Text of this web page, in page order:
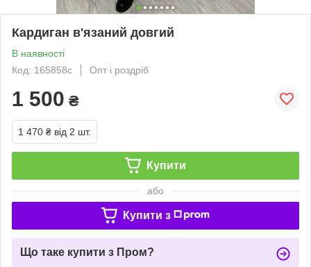
Кардиган в'язаний довгий
В наявності
Код: 165858с
Опт і роздріб
1 500 ₴
1 470 ₴ від 2 шт.
Купити
або
Купити з
Що таке купити з Пром?